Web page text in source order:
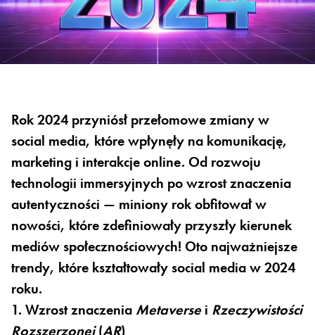
Rok 2024 przyniósł przełomowe zmiany w
social media, które wpłynęły na komunikację,
marketing i interakcje online. Od rozwoju
technologii immersyjnych po wzrost znaczenia
autentyczności — miniony rok obfitował w
nowości, które zdefiniowały przyszły kierunek
mediów społecznościowych! Oto najważniejsze
trendy, które kształtowały social media w 2024
roku.
1. Wzrost znaczenia Metaversei Rzeczywistości
Rozszerzonej(AR)